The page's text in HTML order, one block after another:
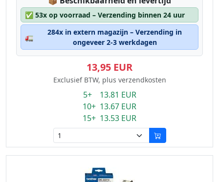
✅ 53x op voorraad – Verzending binnen 24 uur
🚛
284x in extern magazijn – Verzending in
ongeveer 2-3 werkdagen
13,95 EUR
Exclusief BTW, plus verzendkosten
5+ 13.81 EUR
10+ 13.67 EUR
15+ 13.53 EUR